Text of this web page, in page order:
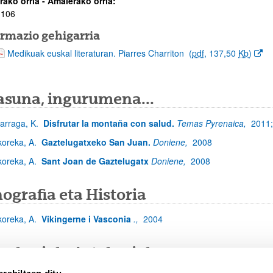
gehigarria
(Beste leiho bat zabalduko du)
Medikuak euskal literaturan. Piarres Charriton (pdf, 137,50 Kb)
ingurumena...
K. Disfrutar la montaña con salud. Temas Pyrenaica,
A. Gaztelugatxeko San Juan. Doniene, 2008
A. Sant Joan de Gaztelugatx Doniene, 2008
eta Historia
A. Vikingerne i Vasconia ., 2004
Astekariak